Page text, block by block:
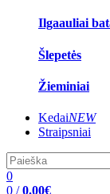
Ilgaauliai
Šlepetės
Žieminiai
KedaiNEW
Straipsniai
0
0 / 0.00€